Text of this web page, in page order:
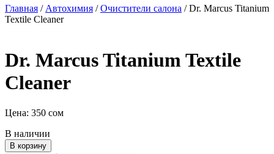
Главная / Автохимия /Очистители салона / Dr. Marcus Titanium
Textile Cleaner
Dr. Marcus Titanium Textile
Cleaner
Цена: 350 сом
В наличии
Количество
В корзину